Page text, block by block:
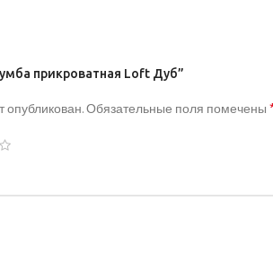
прикроватная Loft Дуб”
опубликован.Обязательные поля помечены